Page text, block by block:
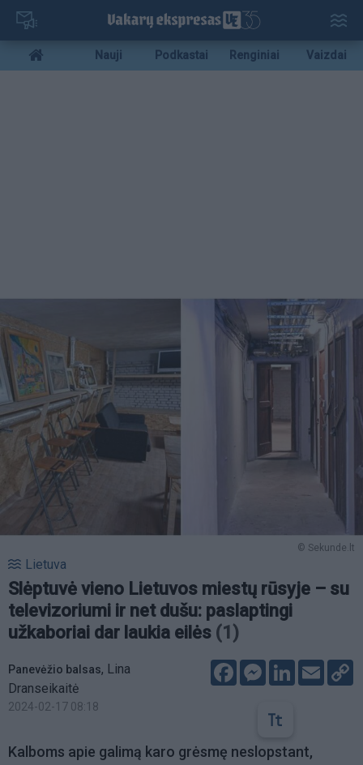
Pereiti
pagrindinį
turinį
Mobile
menu
Nauji Podkastai Renginiai Vaizdai
© Sekunde.lt
Lietuva
Slėptuvė vieno Lietuvos miestų rūsyje – su
televizoriumi ir net dušu: paslaptingi
užkaboriai dar laukia eilės (1)
Panevėžio balsas, Lina
Dranseikaitė
2024-02-17 08:18
FacebookMessenger
LinkedIn
Email
Kalboms apie galimą karo grėsmę neslopstant,